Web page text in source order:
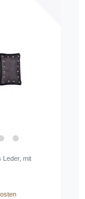
Leder, mit